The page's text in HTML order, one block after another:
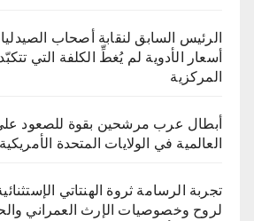
الرئيس السابق لنقابة أصحاب
أسعار الأدوية لم يُغطِّ الكلفة التي
المركزية
أبطال عرب مرشحين بقوة للصعود
العالمية في الولايات المتحدة
تجربة الرسامة ثروة الهنتاتي
لروح وخصوصيات الإرث العمراني